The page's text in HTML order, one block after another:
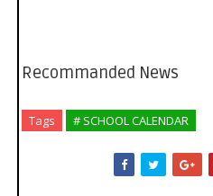
Recommanded News
Tags # SCHOOL CALENDAR